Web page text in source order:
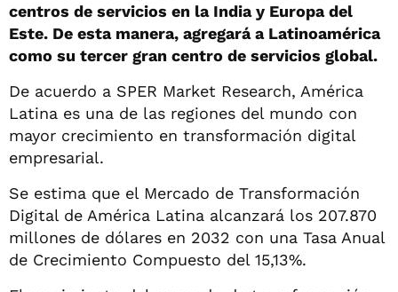
centros de servicios en la India y Europa del
Este. De esta manera, agregará a Latinoamérica
como su tercer gran centro de servicios global.
De acuerdo a SPER Market Research, América
Latina es una de las regiones del mundo con
mayor crecimiento en transformación digital
empresarial.
Se estima que el Mercado de Transformación
Digital de América Latina alcanzará los 207.870
millones de dólares en 2032 con una Tasa Anual
de Crecimiento Compuesto del 15,13%.